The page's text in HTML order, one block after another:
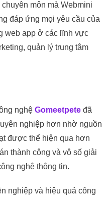
môn mà Webmini
đáp ứng mọi yêu cầu của
web app ở các lĩnh vực
quản lý trung tâm
nghệ Gomeetpeteđã
nghiệp hơn nhờ nguồn
được thể hiện qua hơn
thành công và vô số giải
nghệ thông tin.
nghiệp và hiệu quả công